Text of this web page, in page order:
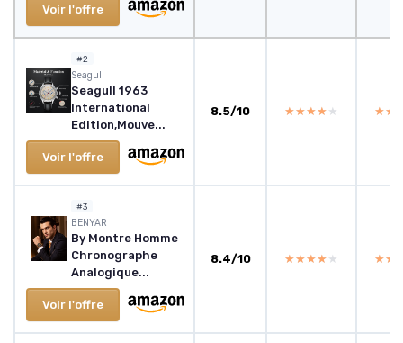
Voir l'offre
#2
Seagull
Seagull 1963
International
Edition,Mouve...
Voir l'offre
8.5/10 ★★★★★
★★★★★
#3
BENYAR
By Montre Homme
Chronographe
Analogique...
Voir l'offre
8.4/10 ★★★★★
★★★★★